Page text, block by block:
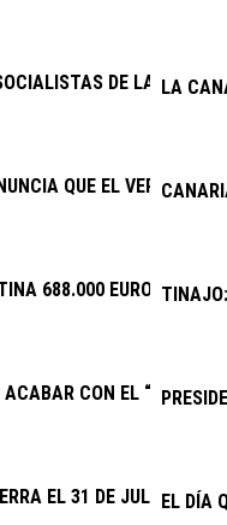
DE
QUE EL VERANO
688.000 EUROS A
ACABAR CON EL
EL 31 DE JULIO EL
LA
EL DÍA